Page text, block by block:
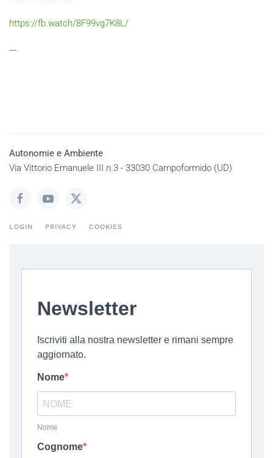
https://fb.watch/8F99vg7K8L/
---
Autonomie e Ambiente
Via Vittorio Emanuele III n.3 - 33030 Campoformido (UD)
LOGIN PRIVACY COOKIES